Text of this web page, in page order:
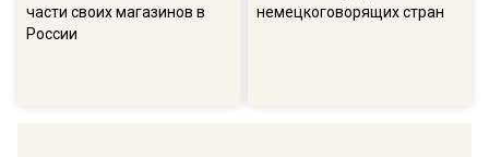
части своих магазинов в
России
немецкоговорящих стран